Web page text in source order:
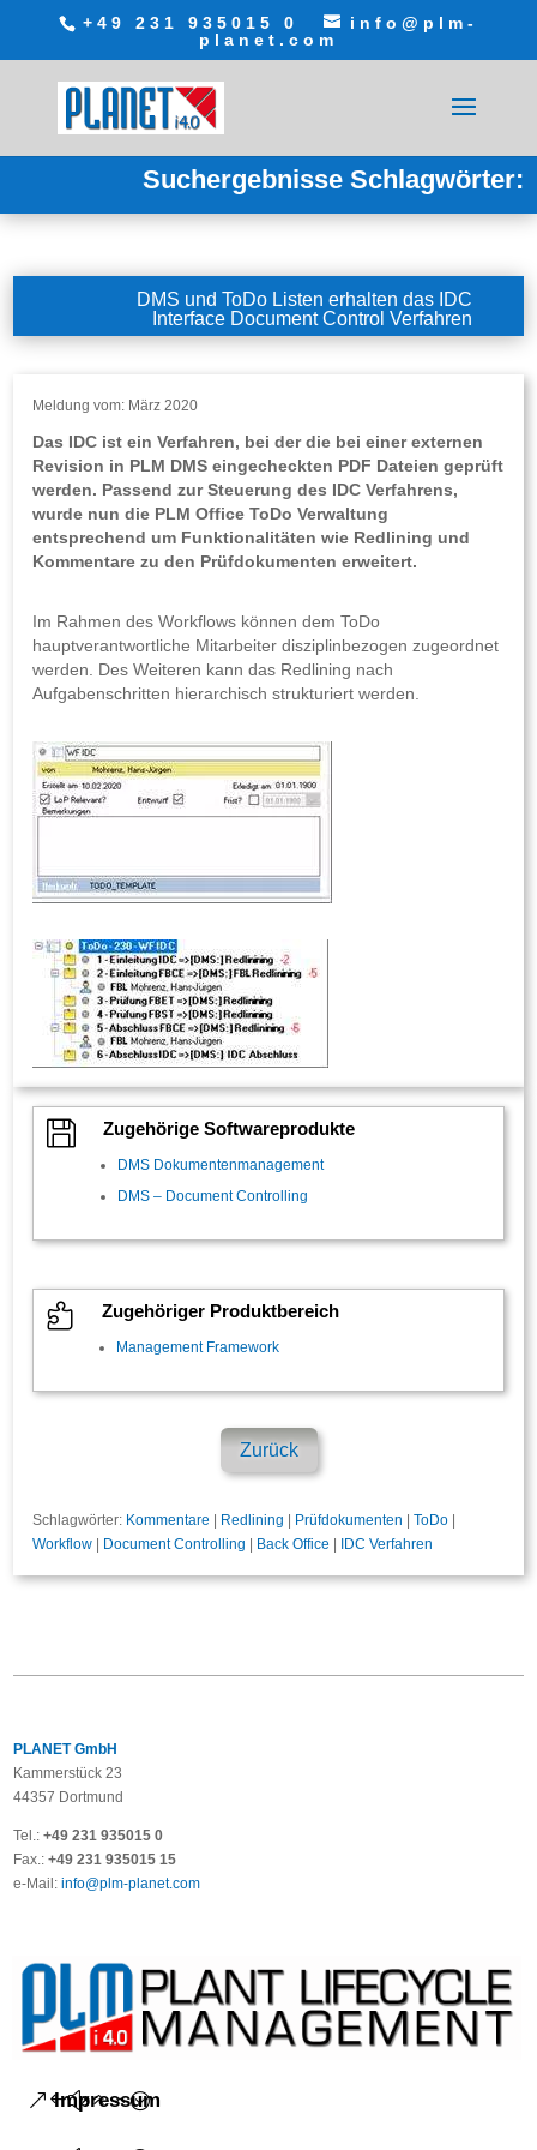
+49 231 935015 0
info@plm-
planet.com
Suchergebnisse Schlagwörter:
DMS und ToDo Listen erhalten das IDC
Interface Document Control Verfahren
Meldung vom: März 2020
Das IDC ist ein Verfahren, bei der die bei einer externen
Revision in PLM DMS eingecheckten PDF Dateien geprüft
werden. Passend zur Steuerung des IDC Verfahrens,
wurde nun die PLM Office ToDo Verwaltung
entsprechend um Funktionalitäten wie Redlining und
Kommentare zu den Prüfdokumenten erweitert.
Im Rahmen des Workflows können dem ToDo
hauptverantwortliche Mitarbeiter disziplinbezogen zugeordnet
werden. Des Weiteren kann das Redlining nach
Aufgabenschritten hierarchisch strukturiert werden.
 Zugehörige Softwareprodukte
DMS Dokumentenmanagement
DMS – Document Controlling
 Zugehöriger Produktbereich
Management Framework
Zurück
Schlagwörter: Kommentare | Redlining | Prüfdokumenten |ToDo |
Workflow | Document Controlling | Back Office | IDC Verfahren
PLANET GmbH
Kammerstück 23
44357 Dortmund
Tel.:+49 231 935015 0
Fax.:+49 231 935015 15
e-Mail: info@plm-planet.com
Impressum